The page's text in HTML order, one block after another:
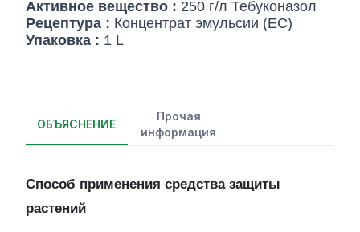
Активное вещество : 250 г/л Тебуконазол
Рецептура : Концентрат эмульсии (EC)
Упаковка : 1 L
ОБЪЯСНЕНИЕ
Прочая
информация
Способ применения средства защиты
растений